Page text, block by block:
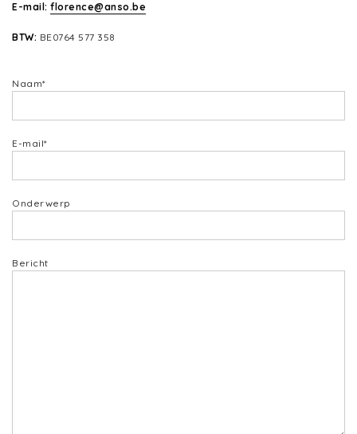
E-mail: florence@anso.be
BTW: BE0764 577 358
Naam*
E-mail*
Onderwerp
Bericht